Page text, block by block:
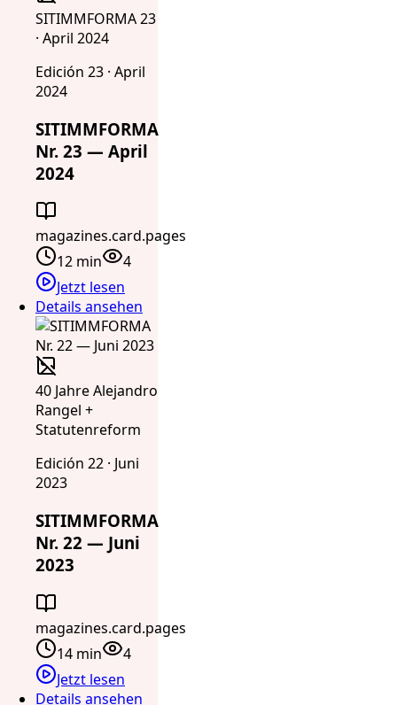
SITIMMFORMA 23
· April 2024
Edición 23 · April
2024
SITIMMFORMA
Nr. 23 — April
2024
magazines.card.pages
12 min
4
Jetzt lesen
Details ansehen
40 Jahre Alejandro
Rangel +
Statutenreform
Edición 22 · Juni
2023
SITIMMFORMA
Nr. 22 — Juni
2023
magazines.card.pages
14 min
4
Jetzt lesen
Details ansehen